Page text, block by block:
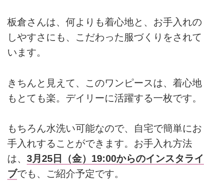
板倉さんは、何よりも着心地と、お手入れの
しやすさにも、こだわった服づくりをされて
います。
きちんと見えて、このワンピースは、着心地
もとても楽。デイリーに活躍する一枚です。
もちろん水洗い可能なので、自宅で簡単にお
手入れすることができます。お手入れ方法
は、 3月25日（金）19:00からのインスタライ
ブでも、ご紹介予定です。